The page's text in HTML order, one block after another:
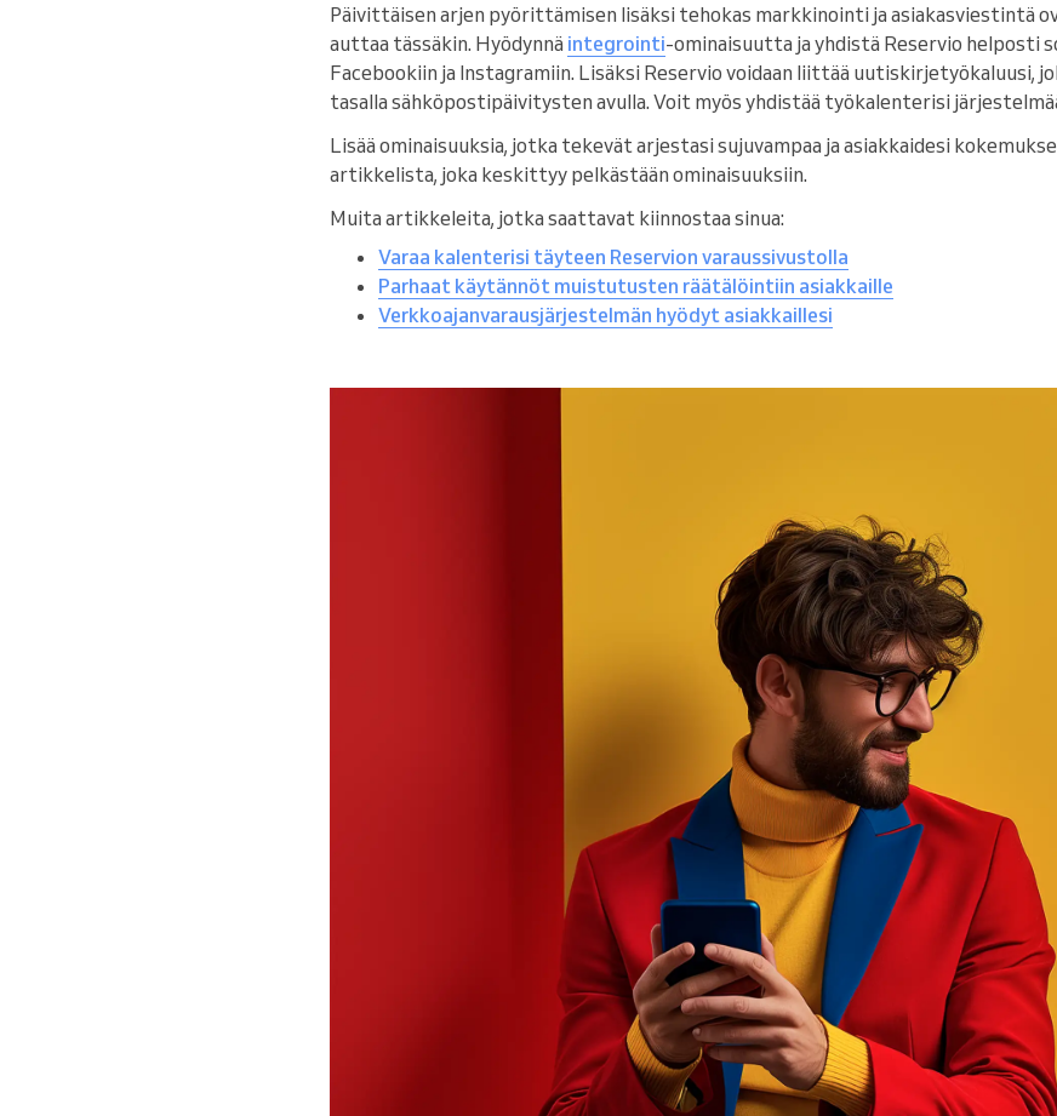
Päivittäisen arjen pyörittämisen lisäksi tehokas markkinointi ja asiakasviestintä
auttaa tässäkin. Hyödynnä integrointi-ominaisuutta ja yhdistä Reservio helposti
Facebookiin ja Instagramiin. Lisäksi Reservio voidaan liittää uutiskirjetyökaluusi,
tasalla sähköpostipäivitysten avulla. Voit myös yhdistää työkalenterisi
Lisää ominaisuuksia, jotka tekevät arjestasi sujuvampaa ja asiakkaidesi
artikkelista, joka keskittyy pelkästään ominaisuuksiin.
Muita artikkeleita, jotka saattavat kiinnostaa sinua:
Varaa kalenterisi täyteen Reservion varaussivustolla
Parhaat käytännöt muistutusten räätälöintiin asiakkaille
Verkkoajanvarausjärjestelmän hyödyt asiakkaillesi